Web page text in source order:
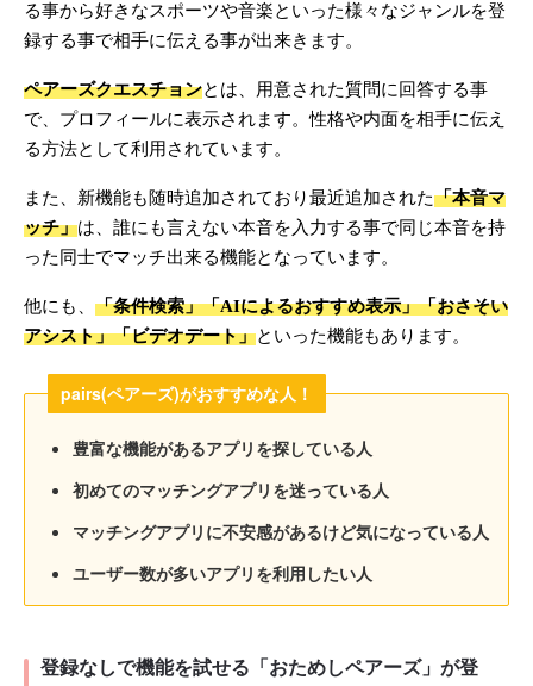
る事から好きなスポーツや音楽といった様々なジャンルを登
録する事で相手に伝える事が出来きます。
ペアーズクエスチョンとは、用意された質問に回答する事
で、プロフィールに表示されます。性格や内面を相手に伝え
る方法として利用されています。
また、新機能も随時追加されており最近追加された「本音マ
ッチ」は、誰にも言えない本音を入力する事で同じ本音を持
った同士でマッチ出来る機能となっています。
他にも、 「条件検索」「AIによるおすすめ表示」「おさそい
アシスト」「ビデオデート」といった機能もあります。
pairs(ペアーズ)がおすすめな人！
豊富な機能があるアプリを探している人
初めてのマッチングアプリを迷っている人
マッチングアプリに不安感があるけど気になっている人
ユーザー数が多いアプリを利用したい人
登録なしで機能を試せる「おためしペアーズ」が登